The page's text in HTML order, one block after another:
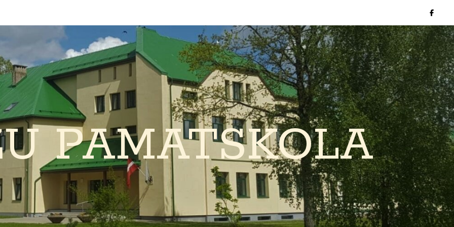
PAMATSKOLA